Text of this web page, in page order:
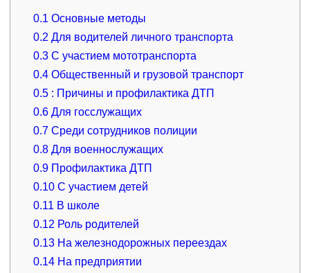
0.1 Основные методы
0.2 Для водителей личного транспорта
0.3 С участием мототранспорта
0.4 Общественный и грузовой транспорт
0.5 : Причины и профилактика ДТП
0.6 Для госслужащих
0.7 Среди сотрудников полиции
0.8 Для военнослужащих
0.9 Профилактика ДТП
0.10 С участием детей
0.11 В школе
0.12 Роль родителей
0.13 На железнодорожных переездах
0.14 На предприятии